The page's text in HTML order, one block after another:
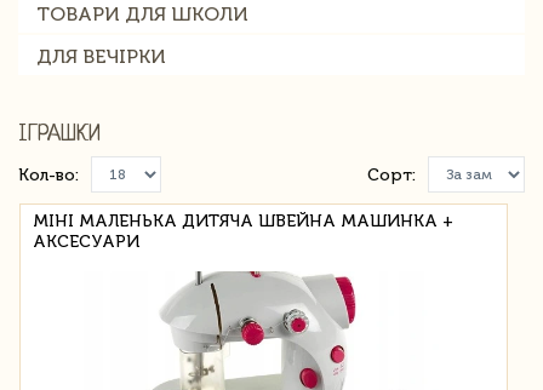
ТОВАРИ ДЛЯ ШКОЛИ
ДЛЯ ВЕЧІРКИ
ІГРАШКИ
Кол-во: Сорт:
МІНІ МАЛЕНЬКА ДИТЯЧА ШВЕЙНА МАШИНКА +
АКСЕСУАРИ